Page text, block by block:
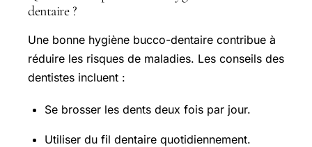
dentaire ?
Une bonne hygiène bucco-dentaire contribue à
réduire les risques de maladies. Les conseils des
dentistes incluent :
Se brosser les dents deux fois par jour.
Utiliser du fil dentaire quotidiennement.